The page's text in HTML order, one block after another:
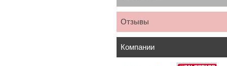
Отзывы
Компании